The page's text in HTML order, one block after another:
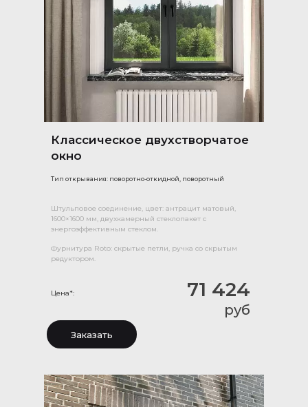
Классическое двухстворчатое
окно
Тип открывания: поворотно-откидной, поворотный
Цена*: 71 424
руб
Заказать
Штульповое соединение, цвет: антрацит матовый,
1600×1600 мм, двухкамерный стеклопакет с
энергоэффективным стеклом.
Фурнитура Roto: скрытые петли, ручка со скрытым
редуктором.